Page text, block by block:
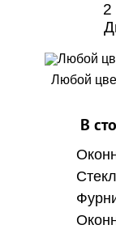
2
Любой
В